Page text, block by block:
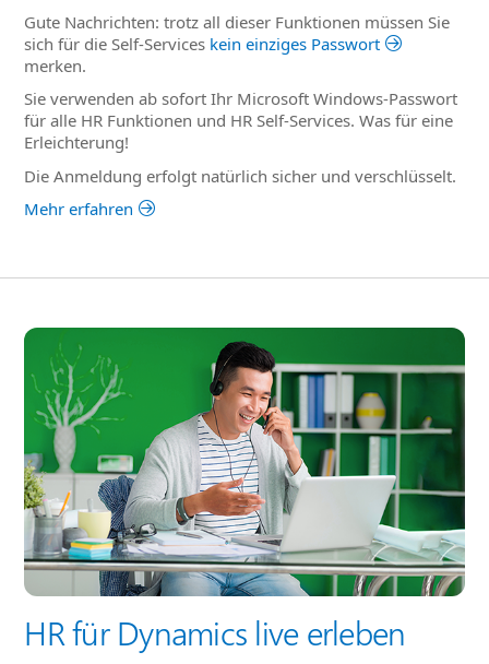
Gute Nachrichten: trotz all dieser Funktionen müssen Sie
sich für die Self-Services kein einziges Passwort
merken.
Sie verwenden ab sofort Ihr Microsoft Windows-Passwort
für alle HR Funktionen und HR Self-Services. Was für eine
Erleichterung!
Die Anmeldung erfolgt natürlich sicher und verschlüsselt.
Mehr erfahren
HR für Dynamics live erleben